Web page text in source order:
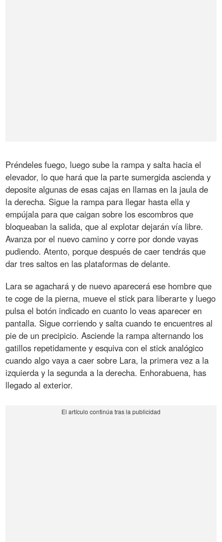
Préndeles fuego, luego sube la rampa y salta hacia el
elevador, lo que hará que la parte sumergida ascienda y
deposite algunas de esas cajas en llamas en la jaula de
la derecha. Sigue la rampa para llegar hasta ella y
empújala para que caigan sobre los escombros que
bloqueaban la salida, que al explotar dejarán vía libre.
Avanza por el nuevo camino y corre por donde vayas
pudiendo. Atento, porque después de caer tendrás que
dar tres saltos en las plataformas de delante.
Lara se agachará y de nuevo aparecerá ese hombre que
te coge de la pierna, mueve el stick para liberarte y luego
pulsa el botón indicado en cuanto lo veas aparecer en
pantalla. Sigue corriendo y salta cuando te encuentres al
pie de un precipicio. Asciende la rampa alternando los
gatillos repetidamente y esquiva con el stick analógico
cuando algo vaya a caer sobre Lara, la primera vez a la
izquierda y la segunda a la derecha. Enhorabuena, has
llegado al exterior.